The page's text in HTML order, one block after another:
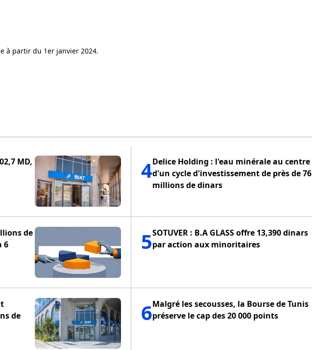
à partir du 1er janvier 2024.
MD,
6
de
4Delice Holding : l'eau minérale au centre
d'un cycle d'investissement de près de 76
millions de dinars
5SOTUVER : B.A GLASS offre 13,390 dinars
par action aux minoritaires
6Malgré les secousses, la Bourse de Tunis
préserve le cap des 20 000 points